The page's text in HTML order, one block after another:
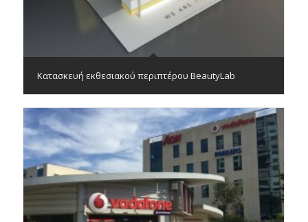
Κατασκευή εκθεσιακού περιπτέρου BeautyLab